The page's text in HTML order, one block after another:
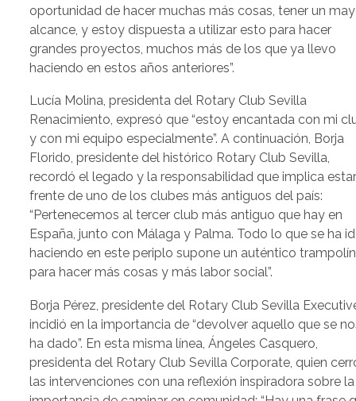
oportunidad de hacer muchas más cosas, tener un
alcance, y estoy dispuesta a utilizar esto para hacer
grandes proyectos, muchos más de los que ya llevo
haciendo en estos años anteriores”.
Lucía Molina, presidenta del Rotary Club Sevilla
Renacimiento, expresó que “estoy encantada con mi
y con mi equipo especialmente”. A continuación, Borja
Florido, presidente del histórico Rotary Club Sevilla,
recordó el legado y la responsabilidad que implica
frente de uno de los clubes más antiguos del país:
“Pertenecemos al tercer club más antiguo que hay en
España, junto con Málaga y Palma. Todo lo que se ha
haciendo en este periplo supone un auténtico trampolín
para hacer más cosas y más labor social”.
Borja Pérez, presidente del Rotary Club Sevilla
incidió en la importancia de “devolver aquello que se
ha dado”. En esta misma línea, Ángeles Casquero,
presidenta del Rotary Club Sevilla Corporate, quien
las intervenciones con una reflexión inspiradora sobre la